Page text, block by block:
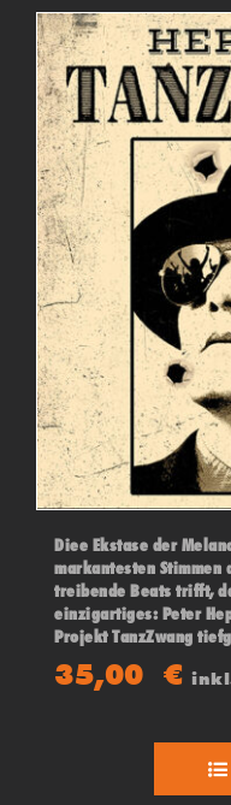
YOUTUBE
Diee Ekstase der
markantesten Stimmen
treibende Beats trifft,
einzigartiges: Peter
Projekt TanzZwang
35,00€